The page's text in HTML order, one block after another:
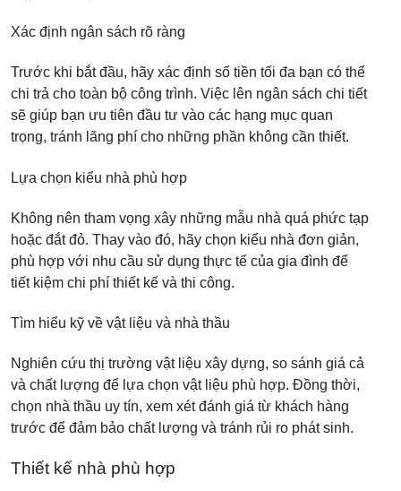
Xác định ngân sách rõ ràng
Trước khi bắt đầu, hãy xác định số tiền tối đa bạn có thể
chi trả cho toàn bộ công trình. Việc lên ngân sách chi tiết
sẽ giúp bạn ưu tiên đầu tư vào các hạng mục quan
trọng, tránh lãng phí cho những phần không cần thiết.
Lựa chọn kiểu nhà phù hợp
Không nên tham vọng xây những mẫu nhà quá phức tạp
hoặc đắt đỏ. Thay vào đó, hãy chọn kiểu nhà đơn giản,
phù hợp với nhu cầu sử dụng thực tế của gia đình để
tiết kiệm chi phí thiết kế và thi công.
Tìm hiểu kỹ về vật liệu và nhà thầu
Nghiên cứu thị trường vật liệu xây dựng, so sánh giá cả
và chất lượng để lựa chọn vật liệu phù hợp. Đồng thời,
chọn nhà thầu uy tín, xem xét đánh giá từ khách hàng
trước để đảm bảo chất lượng và tránh rủi ro phát sinh.
Thiết kế nhà phù hợp